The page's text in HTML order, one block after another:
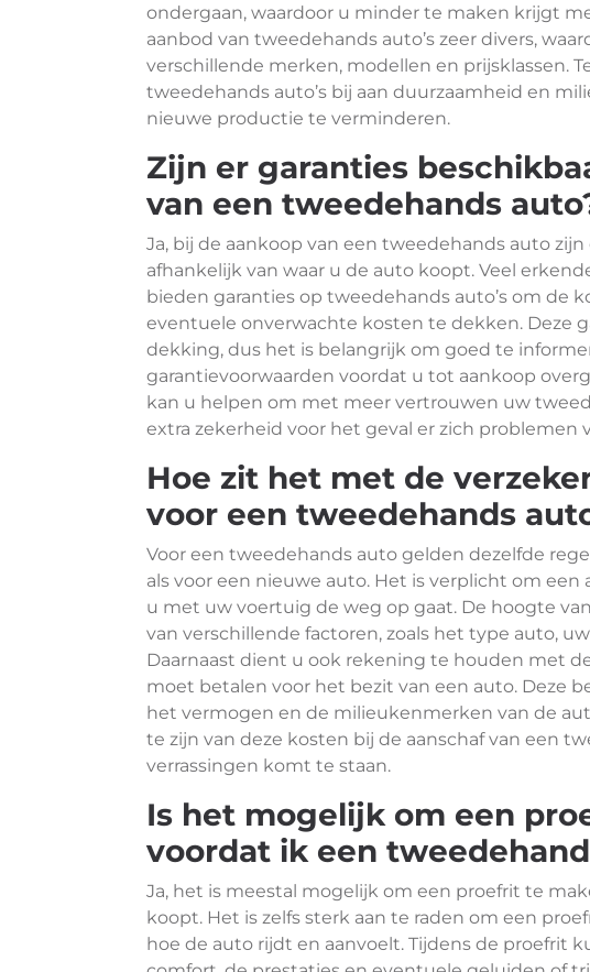
ondergaan, waardoor u minder te maken krijgt
aanbod van tweedehands auto’s zeer divers,
verschillende merken, modellen en prijsklassen.
tweedehands auto’s bij aan duurzaamheid en
nieuwe productie te verminderen.
Zijn er garanties
van een tweedehands
Ja, bij de aankoop van een tweedehands auto
afhankelijk van waar u de auto koopt. Veel
bieden garanties op tweedehands auto’s om de
eventuele onverwachte kosten te dekken. Deze
dekking, dus het is belangrijk om goed te
garantievoorwaarden voordat u tot aankoop
kan u helpen om met meer vertrouwen uw
extra zekerheid voor het geval er zich problemen
Hoe zit het met de
voor een tweedehands
Voor een tweedehands auto gelden dezelfde
als voor een nieuwe auto. Het is verplicht om
u met uw voertuig de weg op gaat. De hoogte
van verschillende factoren, zoals het type auto,
Daarnaast dient u ook rekening te houden met
moet betalen voor het bezit van een auto. Deze
het vermogen en de milieukenmerken van de
te zijn van deze kosten bij de aanschaf van een
verrassingen komt te staan.
Is het mogelijk om een
voordat ik een
Ja, het is meestal mogelijk om een proefrit te
koopt. Het is zelfs sterk aan te raden om een
hoe de auto rijdt en aanvoelt. Tijdens de proefrit